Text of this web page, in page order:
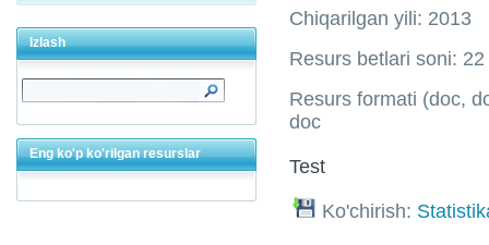
Izlash
Eng ko'p ko'rilgan resurslar
Chiqarilgan yili: 2013
Resurs betlari soni: 22
Resurs formati (doc,
doc
Test
Ko'chirish: